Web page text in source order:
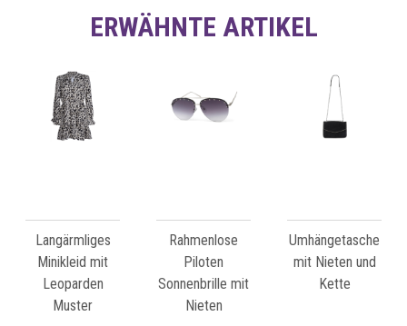
ERWÄHNTE ARTIKEL
Langärmliges
Minikleid mit
Leoparden
Muster
Rahmenlose
Piloten
Sonnenbrille mit
Nieten
Umhängetasche
mit Nieten und
Kette